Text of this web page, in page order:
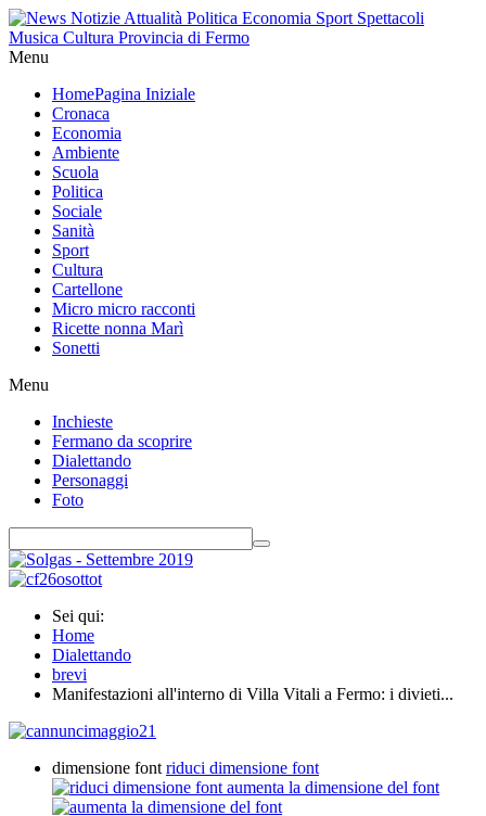
Menu
HomePagina Iniziale
Cronaca
Economia
Ambiente
Scuola
Politica
Sociale
Sanità
Sport
Cultura
Cartellone
Micro micro racconti
Ricette nonna Marì
Sonetti
Menu
Inchieste
Fermano da scoprire
Dialettando
Personaggi
Foto
Sei qui:
Home
Dialettando
brevi
Manifestazioni all'interno di Villa Vitali a Fermo: i divieti...
dimensione font riduci dimensione font
aumenta la dimensione del font